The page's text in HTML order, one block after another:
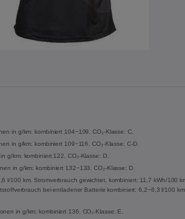
in g/km: kombiniert 104−109. CO₂-Klasse: C.
in g/km: kombiniert 109−116. CO₂-Klasse: C-D.
g/km: kombiniert 122. CO₂-Klasse: D.
in g/km: kombiniert 132−133. CO₂-Klasse: D.
100 km. Stromverbrauch gewichtet, kombiniert: 11,7 kWh/100
bei entladener Batterie kombiniert: 6,2−6,3 l/100
in g/km: kombiniert 136. CO₂-Klasse: E.